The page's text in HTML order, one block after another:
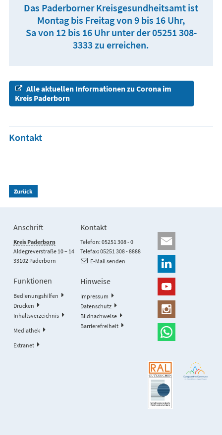
Das Paderborner Kreisgesundheitsamt ist
Montag bis Freitag von 9 bis 16 Uhr,
Sa von 12 bis 16 Uhr unter der 05251 308-
3333 zu erreichen.
Alle aktuellen Informationen zu Corona im
Kreis Paderborn
Kontakt
Zurück
Anschrift
Kreis Paderborn
Aldegreverstraße 10 – 14
33102 Paderborn
Kontakt
Telefon: 05251 308 - 0
Telefax: 05251 308 - 8888
E-Mail senden
Funktionen
Bedienungshilfen
Drucken
Inhaltsverzeichnis
Mediathek
Extranet
Hinweise
Impressum
Datenschutz
Bildnachweise
Barrierefreiheit